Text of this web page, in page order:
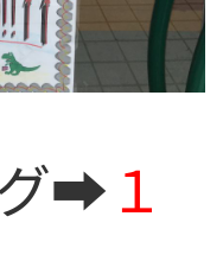
➡ １